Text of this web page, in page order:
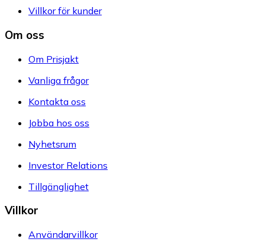
Villkor för kunder
Om oss
Om Prisjakt
Vanliga frågor
Kontakta oss
Jobba hos oss
Nyhetsrum
Investor Relations
Tillgänglighet
Villkor
Användarvillkor